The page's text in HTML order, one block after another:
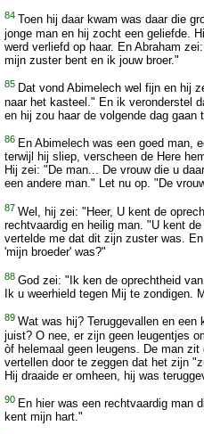
84
Toen hij daar kwam was daar die
jonge man en hij zocht een geliefde.
werd verliefd op haar. En Abraham
mijn zuster bent en ik jouw broer."
85 Dat vond Abimelech wel fijn en hij
naar het kasteel." En ik veronderstel
en hij zou haar de volgende dag gaan
86 En Abimelech was een goed man,
terwijl hij sliep, verscheen de Here
Hij zei: "De man... De vrouw die u
een andere man." Let nu op. "De
87 Wel, hij zei: "Heer, U kent de
rechtvaardig en heilig man. "U kent
vertelde me dat dit zijn zuster was.
'mijn broeder' was?"
88 God zei: "Ik ken de oprechtheid
Ik u weerhield tegen Mij te zondigen.
89 Wat was hij? Teruggevallen en
juist? O nee, er zijn geen leugentjes
òf helemaal geen leugens. De man
vertellen door te zeggen dat het zijn
Hij draaide er omheen, hij was
90 En hier was een rechtvaardig man
kent mijn hart."